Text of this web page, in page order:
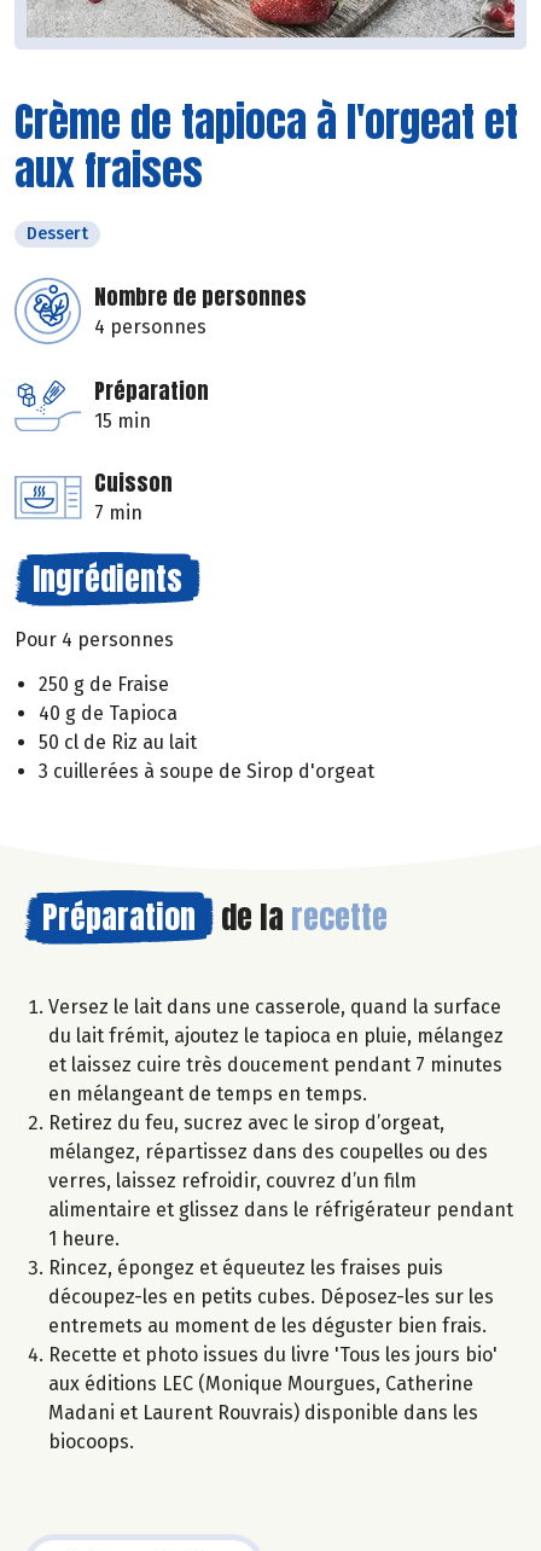
Crème de tapioca à l'orgeat et
aux fraises
Dessert
Nombre de personnes
4 personnes
Préparation
15 min
Cuisson
7 min
Ingrédients
Pour 4 personnes
250 g de Fraise
40 g de Tapioca
50 cl de Riz au lait
3 cuillerées à soupe de Sirop d'orgeat
Préparation de la recette
Versez le lait dans une casserole, quand la surface
du lait frémit, ajoutez le tapioca en pluie, mélangez
et laissez cuire très doucement pendant 7 minutes
en mélangeant de temps en temps.
Retirez du feu, sucrez avec le sirop d’orgeat,
mélangez, répartissez dans des coupelles ou des
verres, laissez refroidir, couvrez d’un film
alimentaire et glissez dans le réfrigérateur pendant
1 heure.
Rincez, épongez et équeutez les fraises puis
découpez-les en petits cubes. Déposez-les sur les
entremets au moment de les déguster bien frais.
Recette et photo issues du livre 'Tous les jours bio'
aux éditions LEC (Monique Mourgues, Catherine
Madani et Laurent Rouvrais) disponible dans les
biocoops.